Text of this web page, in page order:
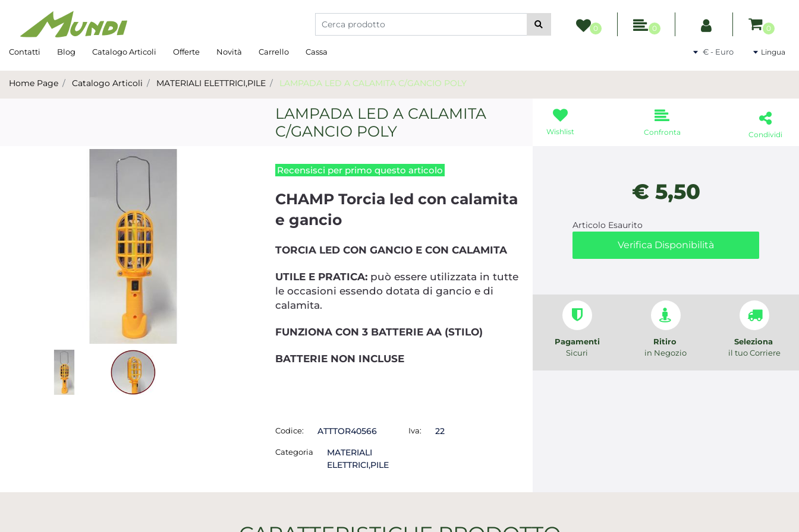
La modifica di un filtro aggiorna automaticamente gli altri filtri disponibili.
0 0 0
Contatti Blog Catalogo Articoli Offerte Novità Carrello Cassa Seleziona una valutaLingua
Home Page Catalogo Articoli MATERIALI ELETTRICI,PILE LAMPADA LED A CALAMITA C/GANCIO POLY
LAMPADA LED A CALAMITA
C/GANCIO POLY
Recensisci per primo questo articolo
CHAMP Torcia led con calamita
e gancio
TORCIA LED CON GANCIO E CON CALAMITA
UTILE E PRATICA: può essere utilizzata in tutte
le occasioni essendo dotata di gancio e di
calamita.
FUNZIONA CON 3 BATTERIE AA (STILO)
BATTERIE NON INCLUSE
Codice: ATTTOR40566
Categoria
MATERIALI
ELETTRICI,PILE
Iva: 22
Wishlist Confronta Condividi
€ 5,50
Articolo Esaurito
Verifica Disponibilità
Pagamenti
Sicuri
Ritiro
in Negozio
Seleziona
il tuo Corriere